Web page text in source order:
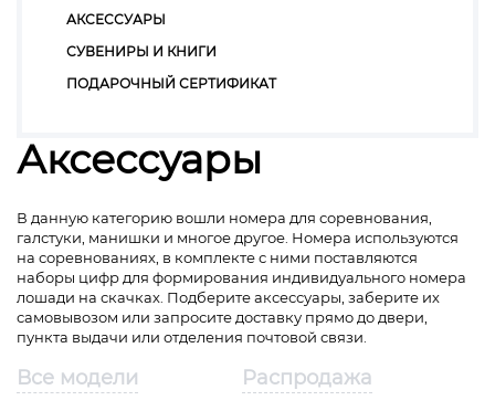
АКСЕССУАРЫ
СУВЕНИРЫ И КНИГИ
ПОДАРОЧНЫЙ СЕРТИФИКАТ
Аксессуары
В данную категорию вошли номера для соревнования,
галстуки, манишки и многое другое. Номера используются
на соревнованиях, в комплекте с ними поставляются
наборы цифр для формирования индивидуального номера
лошади на скачках. Подберите аксессуары, заберите их
самовывозом или запросите доставку прямо до двери,
пункта выдачи или отделения почтовой связи.
Все модели Распродажа